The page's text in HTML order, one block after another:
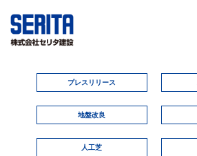
プレスリリース
地盤改良
人工芝